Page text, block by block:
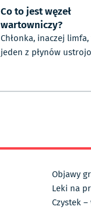
Co to jest węzeł
wartowniczy?
Chłonka, inaczej
jeden z płynów
Objawy
Leki na
Czystek